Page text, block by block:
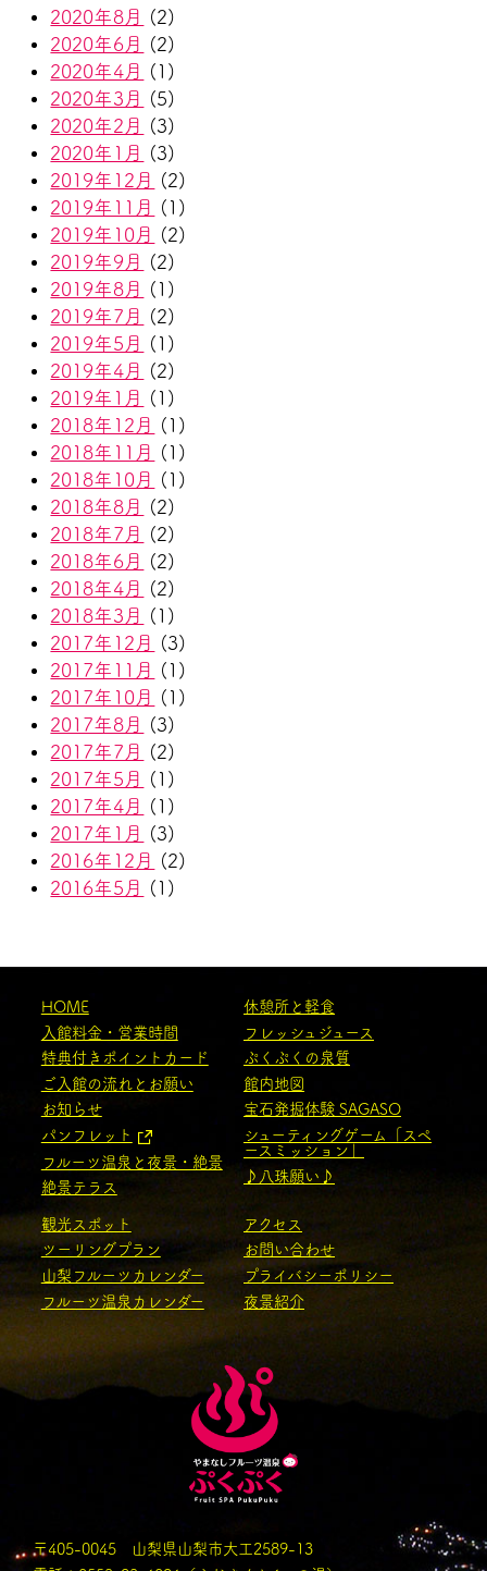
2020年8月
(2)
2020年6月
(2)
2020年4月
(1)
2020年3月
(5)
2020年2月
(3)
2020年1月
(3)
2019年12月
(2)
2019年11月
(1)
2019年10月
(2)
2019年9月
(2)
2019年8月
(1)
2019年7月
(2)
2019年5月
(1)
2019年4月
(2)
2019年1月
(1)
2018年12月
(1)
2018年11月
(1)
2018年10月
(1)
2018年8月
(2)
2018年7月
(2)
2018年6月
(2)
2018年4月
(2)
2018年3月
(1)
2017年12月
(3)
2017年11月
(1)
2017年10月
(1)
2017年8月
(3)
2017年7月
(2)
2017年5月
(1)
2017年4月
(1)
2017年1月
(3)
2016年12月
(2)
2016年5月
(1)
HOME
入館料金・営業時間
特典付きポイントカード
ご入館の流れとお願い
お知らせ
パンフレット
フルーツ温泉と夜景・絶景
絶景テラス
休憩所と軽食
フレッシュジュース
ぷくぷくの泉質
館内地図
宝石発掘体験 SAGASO
シューティングゲーム「スペ
ースミッション」
♪八珠願い♪
観光スポット
ツーリングプラン
山梨フルーツカレンダー
フルーツ温泉カレンダー
アクセス
お問い合わせ
プライバシーポリシー
夜景紹介
〒405-0045 山梨県山梨市大工2589-13